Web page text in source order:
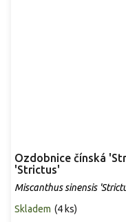
Ozdobnice čínská
'Strictus'
Miscanthus sinensis
Skladem (4 ks)